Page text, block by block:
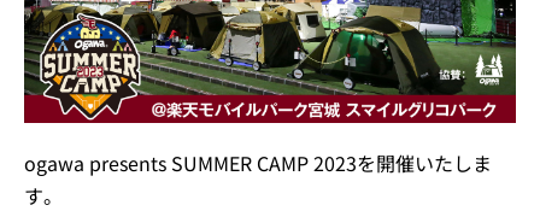
ogawa presents SUMMER CAMP 2023を開催いたしま
す。